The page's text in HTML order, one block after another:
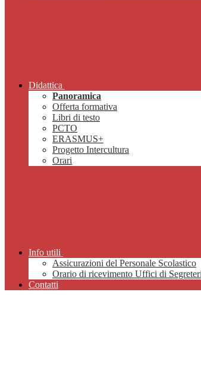
Didattica
Panoramica
Offerta formativa
Libri di testo
PCTO
ERASMUS+
Progetto Intercultura
Orari
Info utili
Assicurazioni del Personale Scolastico
Orario di ricevimento Uffici di
Contatti